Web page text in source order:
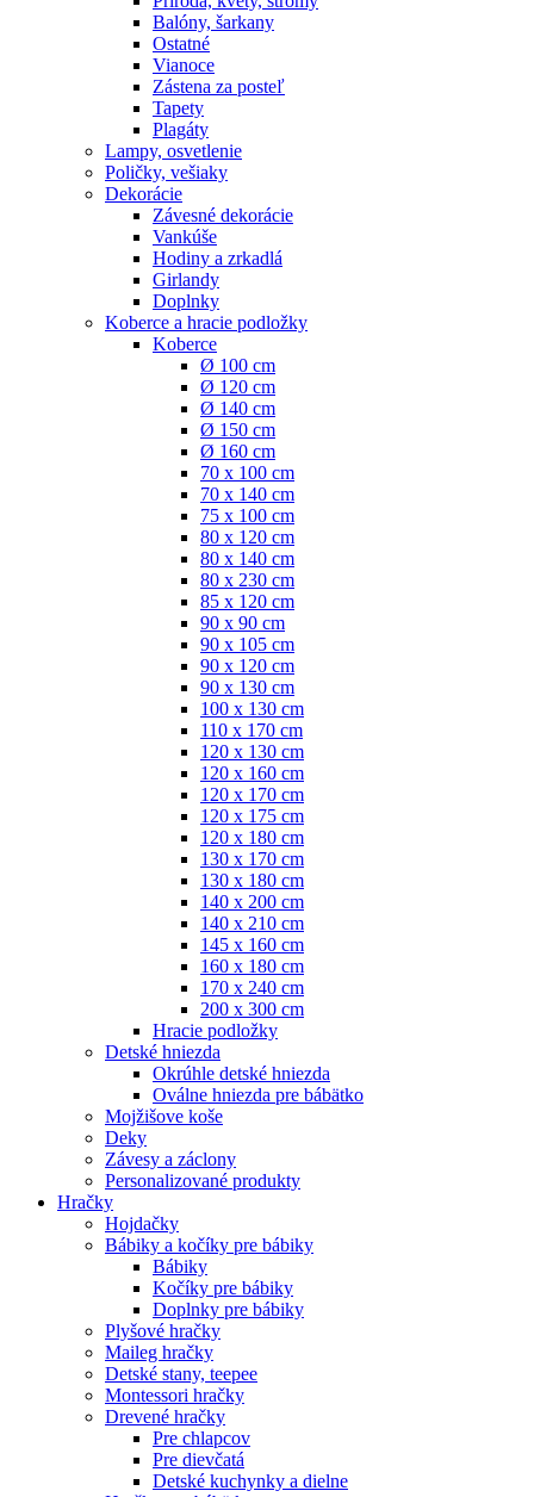
Balóny, šarkany
Ostatné
Vianoce
Zástena za posteľ
Tapety
Plagáty
Lampy, osvetlenie
Poličky, vešiaky
Dekorácie
Závesné dekorácie
Vankúše
Hodiny a zrkadlá
Girlandy
Doplnky
Koberce a hracie podložky
Koberce
Ø 100 cm
Ø 120 cm
Ø 140 cm
Ø 150 cm
Ø 160 cm
70 x 100 cm
70 x 140 cm
75 x 100 cm
80 x 120 cm
80 x 140 cm
80 x 230 cm
85 x 120 cm
90 x 90 cm
90 x 105 cm
90 x 120 cm
90 x 130 cm
100 x 130 cm
110 x 170 cm
120 x 130 cm
120 x 160 cm
120 x 170 cm
120 x 175 cm
120 x 180 cm
130 x 170 cm
130 x 180 cm
140 x 200 cm
140 x 210 cm
145 x 160 cm
160 x 180 cm
170 x 240 cm
200 x 300 cm
Hracie podložky
Detské hniezda
Okrúhle detské hniezda
Oválne hniezda pre bábätko
Mojžišove koše
Deky
Závesy a záclony
Personalizované produkty
Hračky
Hojdačky
Bábiky a kočíky pre bábiky
Bábiky
Kočíky pre bábiky
Doplnky pre bábiky
Plyšové hračky
Maileg hračky
Detské stany, teepee
Montessori hračky
Drevené hračky
Pre chlapcov
Pre dievčatá
Detské kuchynky a dielne